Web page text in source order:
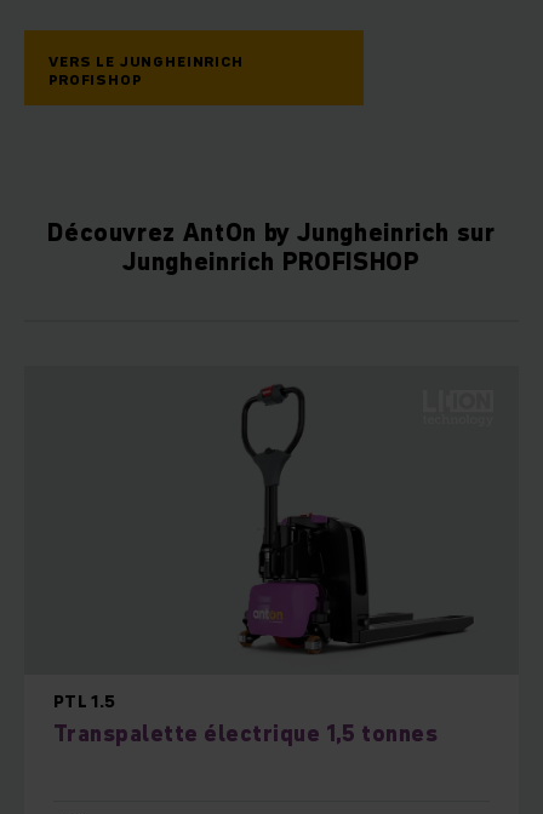
VERS LE JUNGHEINRICH
PROFISHOP
Découvrez AntOn by Jungheinrich sur
Jungheinrich PROFISHOP
PTL 1.5
Transpalette électrique 1,5 tonnes